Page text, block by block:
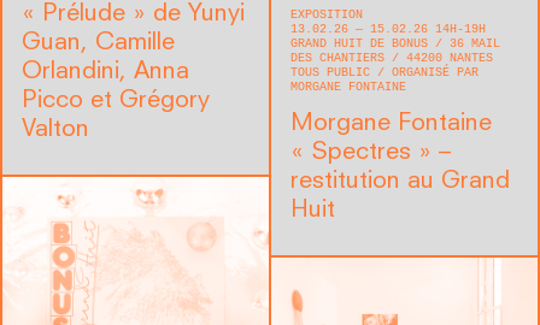
« Prélude » de Yunyi
Guan, Camille
Orlandini, Anna
Picco et Grégory
Valton
EXPOSITION
13.02.26 — 15.02.26 14H-19H
GRAND HUIT DE BONUS
36 MAIL
DES CHANTIERS
44200 NANTES
TOUS PUBLIC
ORGANISÉ PAR
MORGANE FONTAINE
Morgane Fontaine
« Spectres » –
restitution au Grand
Huit